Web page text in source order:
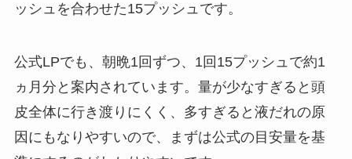
ッシュを合わせた15プッシュです。
公式LPでも、朝晩1回ずつ、1回15プッシュで約1
ヵ月分と案内されています。量が少なすぎると頭
皮全体に行き渡りにくく、多すぎると液だれの原
因にもなりやすいので、まずは公式の目安量を基